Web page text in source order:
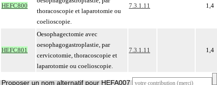
HEFC800
thoracoscopie et laparotomie ou
coelioscopie.
7.3.1.11 1,4
HEFC801
Oesophagectomie avec
oesophagogastroplastie, par
cervicotomie, thoracoscopie et
laparotomie ou coelioscopie.
7.3.1.11 1,4
Proposer un nom alternatif pour HEFA007